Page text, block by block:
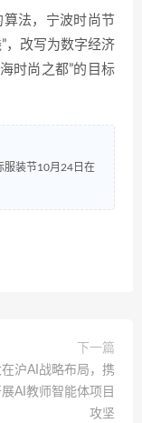
算法，宁波时尚节
，改写为数字经济
时尚之都”的目标
服装节10月24日在
下一篇
沪AI战略布局，携
AI教师智能体项目
攻坚